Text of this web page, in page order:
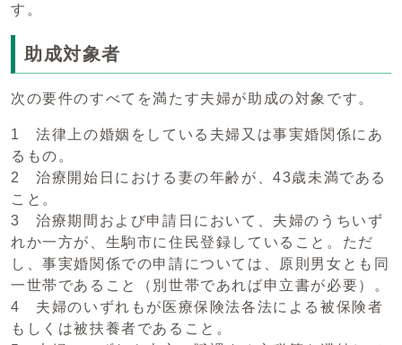
す。
助成対象者
次の要件のすべてを満たす夫婦が助成の対象です。
1 法律上の婚姻をしている夫婦又は事実婚関係にあ
るもの。
2 治療開始日における妻の年齢が、43歳未満である
こと。
3 治療期間および申請日において、夫婦のうちいず
れか一方が、生駒市に住民登録していること。ただ
し、事実婚関係での申請については、原則男女とも同
一世帯であること（別世帯であれば申立書が必要）。
4 夫婦のいずれもが医療保険法各法による被保険者
もしくは被扶養者であること。